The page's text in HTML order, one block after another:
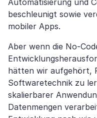
Automatisierung und
beschleunigt sowie
mobiler Apps.
Aber wenn die No-
hätten wir aufgehört,
Softwaretechnik zu
skalierbarer
Datenmengen